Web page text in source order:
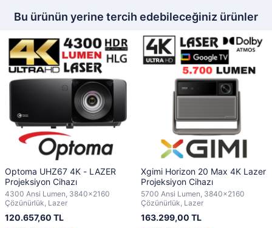
Bu ürünün yerine tercih edebileceğiniz ürünler
Optoma UHZ67 4K - LAZER
Projeksiyon Cihazı
4300 Ansi Lumen, 3840x2160
Çözünürlük, Lazer
120.657,60 TL
Xgimi Horizon 20 Max 4K Lazer
Projeksiyon Cihazı
5700 Ansi Lumen, 3840x2160
Çözünürlük, Lazer
163.299,00 TL